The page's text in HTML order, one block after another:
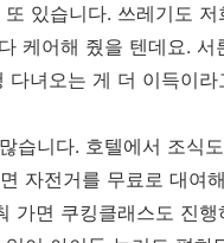
있습니다. 쓰레기도
케어해 줬을 텐데요.
녀오는 게 더 이득이
습니다. 호텔에서 조식
자전거를 무료로 대여
가면 쿠킹클래스도 진